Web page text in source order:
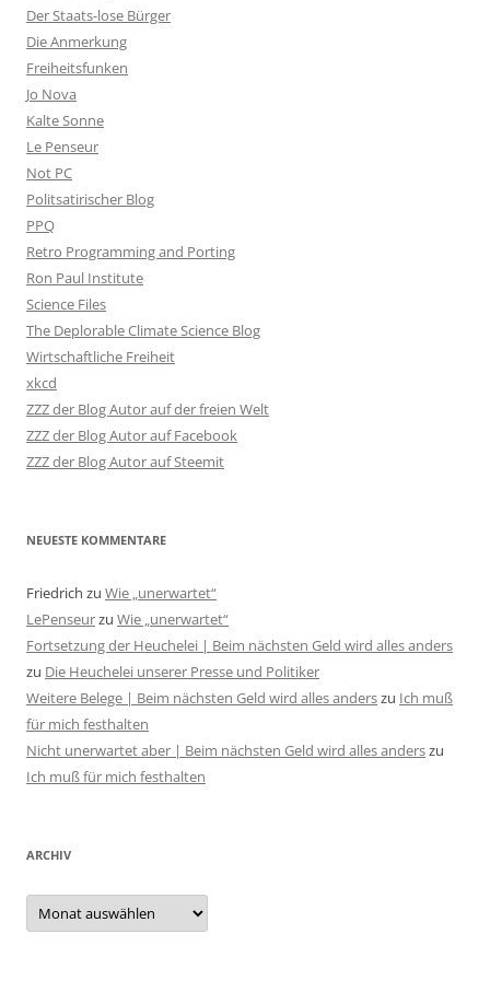
Der Staats-lose Bürger
Die Anmerkung
Freiheitsfunken
Jo Nova
Kalte Sonne
Le Penseur
Not PC
Politsatirischer Blog
PPQ
Retro Programming and Porting
Ron Paul Institute
Science Files
The Deplorable Climate Science Blog
Wirtschaftliche Freiheit
xkcd
ZZZ der Blog Autor auf der freien Welt
ZZZ der Blog Autor auf Facebook
ZZZ der Blog Autor auf Steemit
NEUESTE KOMMENTARE
Friedrich zu Wie „unerwartet“
LePenseurzu Wie „unerwartet“
Fortsetzung der Heuchelei | Beim nächsten Geld wird alles anders
zu Die Heuchelei unserer Presse und Politiker
Weitere Belege | Beim nächsten Geld wird alles anderszu Ich muß
für mich festhalten
Nicht unerwartet aber | Beim nächsten Geld wird alles anderszu
Ich muß für mich festhalten
ARCHIV
Archiv